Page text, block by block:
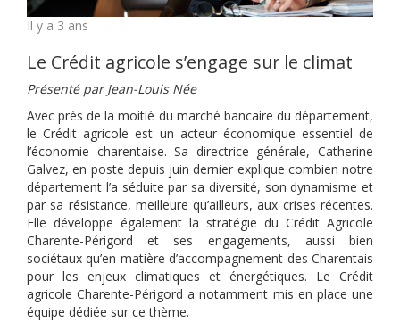
Il y a 3 ans
Le Crédit agricole s’engage sur le climat
Présenté par Jean-Louis Née
Avec près de la moitié du marché bancaire du département,
le Crédit agricole est un acteur économique essentiel de
l’économie charentaise. Sa directrice générale, Catherine
Galvez, en poste depuis juin dernier explique combien notre
département l’a séduite par sa diversité, son dynamisme et
par sa résistance, meilleure qu’ailleurs, aux crises récentes.
Elle développe également la stratégie du Crédit Agricole
Charente-Périgord et ses engagements, aussi bien
sociétaux qu’en matière d’accompagnement des Charentais
pour les enjeux climatiques et énergétiques. Le Crédit
agricole Charente-Périgord a notamment mis en place une
équipe dédiée sur ce thème.